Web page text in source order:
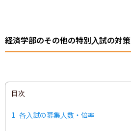
経済学部のその他の特別入試の対策
目次
1 各入試の募集人数・倍率